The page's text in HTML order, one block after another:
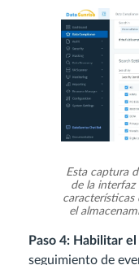
Esta captura
de la interfaz
características
el
Paso 4: Habilitar
seguimiento de